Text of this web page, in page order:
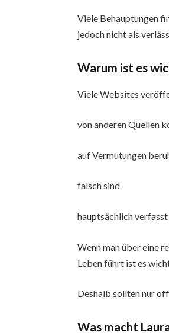
Viele Behauptungen
jedoch nicht als
Warum ist es
Viele Websites
von anderen Quellen
auf Vermutungen
falsch sind
hauptsächlich
Wenn man über eine
Leben führt ist es
Deshalb sollten nur
Was macht